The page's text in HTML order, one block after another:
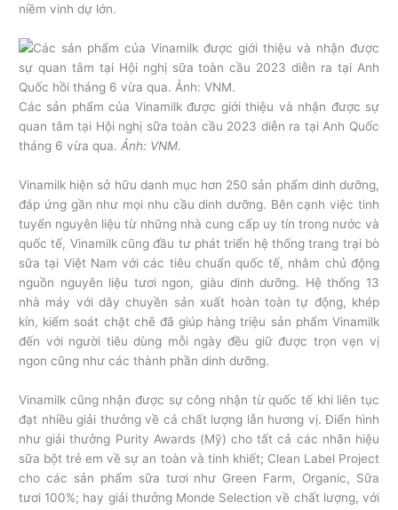
niềm vinh dự lớn.
Các sản phẩm của Vinamilk được giới thiệu và nhận được sự
quan tâm tại Hội nghị sữa toàn cầu 2023 diễn ra tại Anh Quốc
tháng 6 vừa qua.Ảnh: VNM.
Vinamilk hiện sở hữu danh mục hơn 250 sản phẩm dinh dưỡng,
đáp ứng gần như mọi nhu cầu dinh dưỡng. Bên cạnh việc tinh
tuyển nguyên liệu từ những nhà cung cấp uy tín trong nước và
quốc tế, Vinamilk cũng đầu tư phát triển hệ thống trang trại bò
sữa tại Việt Nam với các tiêu chuẩn quốc tế, nhằm chủ động
nguồn nguyên liệu tươi ngon, giàu dinh dưỡng. Hệ thống 13
nhà máy với dây chuyền sản xuất hoàn toàn tự động, khép
kín, kiểm soát chặt chẽ đã giúp hàng triệu sản phẩm Vinamilk
đến với người tiêu dùng mỗi ngày đều giữ được trọn vẹn vị
ngon cũng như các thành phần dinh dưỡng.
Vinamilk cũng nhận được sự công nhận từ quốc tế khi liên tục
đạt nhiều giải thưởng về cả chất lượng lẫn hương vị. Điển hình
như giải thưởng Purity Awards (Mỹ) cho tất cả các nhãn hiệu
sữa bột trẻ em về sự an toàn và tinh khiết; Clean Label Project
cho các sản phẩm sữa tươi như Green Farm, Organic, Sữa
tươi 100%; hay giải thưởng Monde Selection về chất lượng, với